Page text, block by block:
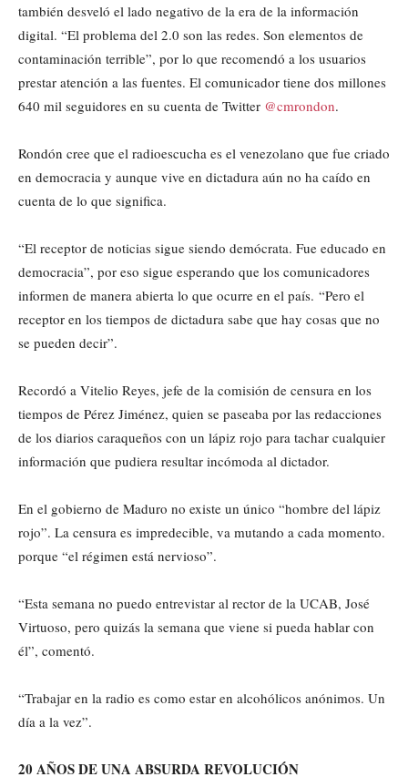
también desveló el lado negativo de la era de la información
digital. “El problema del 2.0 son las redes. Son elementos de
contaminación terrible”, por lo que recomendó a los usuarios
prestar atención a las fuentes. El comunicador tiene dos millones
640 mil seguidores en su cuenta de Twitter @cmrondon.
Rondón cree que el radioescucha es el venezolano que fue criado
en democracia y aunque vive en dictadura aún no ha caído en
cuenta de lo que significa.
“El receptor de noticias sigue siendo demócrata. Fue educado en
democracia”, por eso sigue esperando que los comunicadores
informen de manera abierta lo que ocurre en el país. “Pero el
receptor en los tiempos de dictadura sabe que hay cosas que no
se pueden decir”.
Recordó a Vitelio Reyes, jefe de la comisión de censura en los
tiempos de Pérez Jiménez, quien se paseaba por las redacciones
de los diarios caraqueños con un lápiz rojo para tachar cualquier
información que pudiera resultar incómoda al dictador.
En el gobierno de Maduro no existe un único “hombre del lápiz
rojo”. La censura es impredecible, va mutando a cada momento.
porque “el régimen está nervioso”.
“Esta semana no puedo entrevistar al rector de la UCAB, José
Virtuoso, pero quizás la semana que viene si pueda hablar con
él”, comentó.
“Trabajar en la radio es como estar en alcohólicos anónimos. Un
día a la vez”.
20 AÑOS DE UNA ABSURDA REVOLUCIÓN